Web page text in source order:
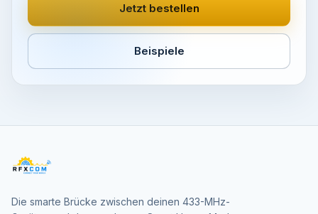
Jetzt bestellen
Beispiele
Die smarte Brücke zwischen deinen 433-MHz-